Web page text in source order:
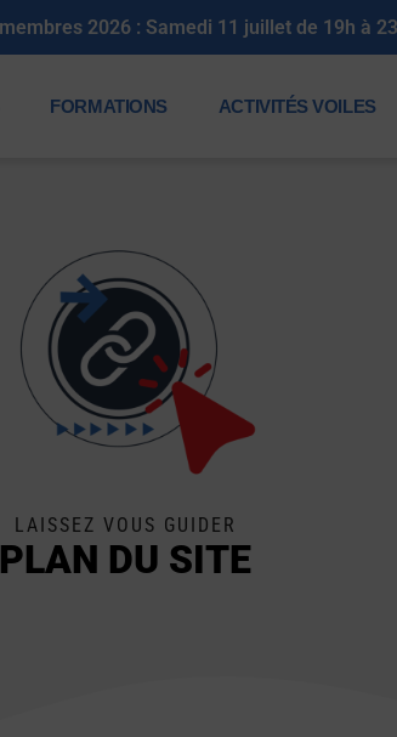
FORMATIONS ACTIVITÉS VOILES
LAISSEZ VOUS GUIDER
PLAN DU SITE